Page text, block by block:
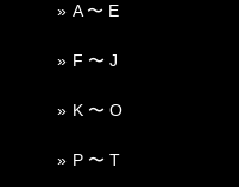
A 〜 E
F 〜 J
K 〜 O
P 〜 T